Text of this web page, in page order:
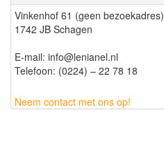
Vinkenhof 61 (geen bezoekadres)
1742 JB Schagen
E-mail: info@lenianel.nl
Telefoon: (0224) – 22 78 18
Neem contact met ons op!